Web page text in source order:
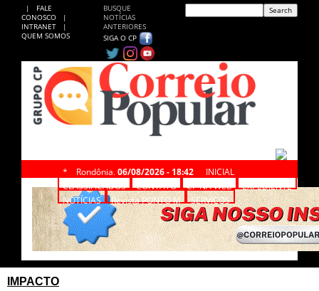
|
FALE
CONOSCO
|
INTRANET
|
QUEM SOMOS
BUSQUE
NOTÍCIAS
ANTERIORES
SIGA O CP
* Rondônia, 06/08/2026 - 18:42
INICIAL
CLASSIFICADOS
CONTATO CP NA WEB
EXPEDIENTE
NOTÍCIAS
Revista PONTO M SERVIÇOS
IMPACTO